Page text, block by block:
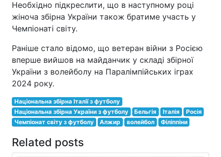
Необхідно підкреслити, що в наступному році
жіноча збірна України також братиме участь у
Чемпіонаті світу.
Раніше стало відомо, що ветеран війни з Росією
вперше вийшов на майданчик у складі збірної
України з волейболу на Паралімпійських іграх
2024 року.
Національна збірна Італії з футболу
Національна збірна України з футболу
Бельгія Італія
Росія
Чемпіонат світу з футболу
Алжир волейбол Філіппіни
Related posts